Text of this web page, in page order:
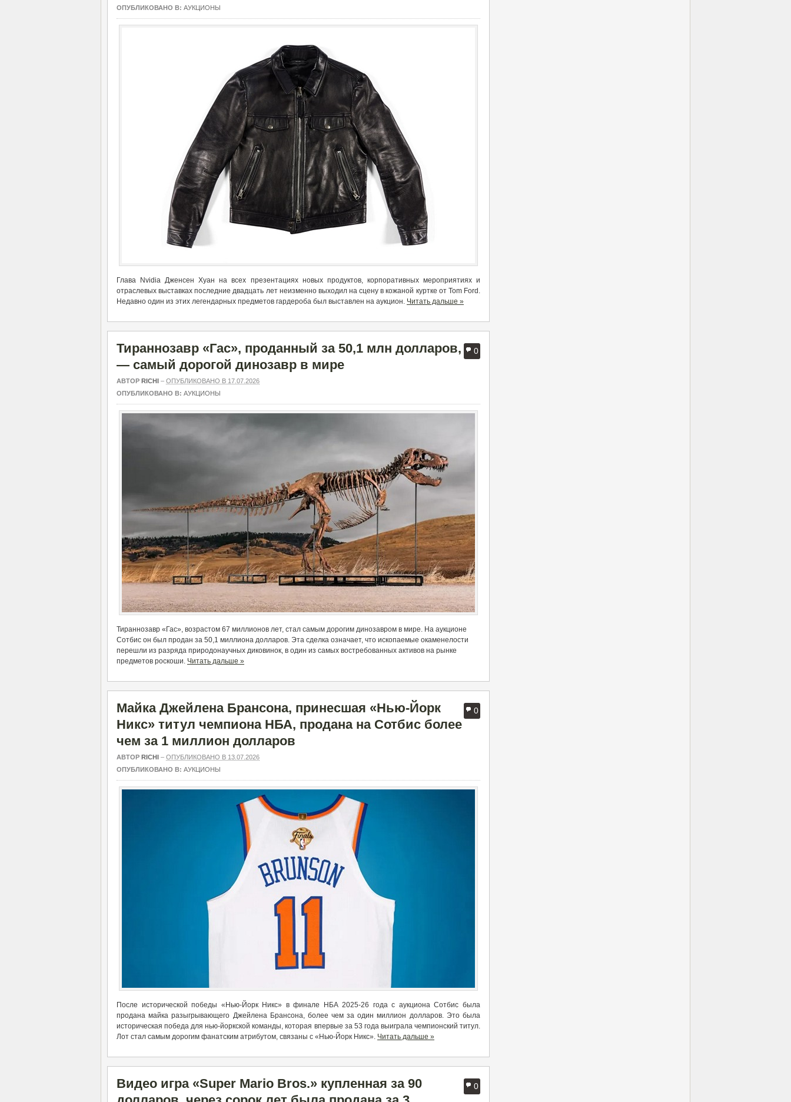
ОПУБЛИКОВАНО В: АУКЦИОНЫ
Глава Nvidia Дженсен Хуан на всех презентациях новых продуктов, корпоративных мероприятиях и
отраслевых выставках последние двадцать лет неизменно выходил на сцену в кожаной куртке от Tom Ford.
Недавно один из этих легендарных предметов гардероба был выставлен на аукцион. Читать дальше »
0
Тираннозавр «Гас», проданный за 50,1 млн долларов,
— самый дорогой динозавр в мире
АВТОР RICHI – ОПУБЛИКОВАНО В 17.07.2026
ОПУБЛИКОВАНО В: АУКЦИОНЫ
Тираннозавр «Гас», возрастом 67 миллионов лет, стал самым дорогим динозавром в мире. На аукционе
Сотбис он был продан за 50,1 миллиона долларов. Эта сделка означает, что ископаемые окаменелости
перешли из разряда природонаучных диковинок, в один из самых востребованных активов на рынке
предметов роскоши. Читать дальше »
0
Майка Джейлена Брансона, принесшая «Нью-Йорк
Никс» титул чемпиона НБА, продана на Сотбис более
чем за 1 миллион долларов
АВТОР RICHI – ОПУБЛИКОВАНО В 13.07.2026
ОПУБЛИКОВАНО В: АУКЦИОНЫ
После исторической победы «Нью-Йорк Никс» в финале НБА 2025-26 года с аукциона Сотбис была
продана майка разыгрывающего Джейлена Брансона, более чем за один миллион долларов. Это была
историческая победа для нью-йоркской команды, которая впервые за 53 года выиграла чемпионский титул.
Лот стал самым дорогим фанатским атрибутом, связаны с «Нью-Йорк Никс». Читать дальше »
0
Видео игра «Super Mario Bros.» купленная за 90